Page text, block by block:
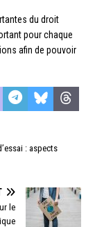
du droit
pour chaque
afin de pouvoir
: aspects
le